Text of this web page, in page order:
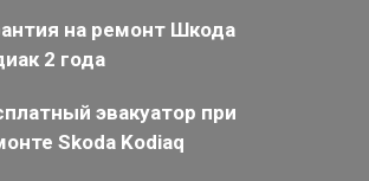
на ремонт Шкода
2 года
эвакуатор при
Skoda Kodiaq